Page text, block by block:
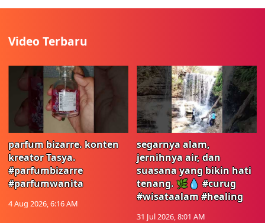
Video Terbaru
parfum bizarre. konten
kreator Tasya.
#parfumbizarre
#parfumwanita
4 Aug 2026, 6:16 AM
segarnya alam,
jernihnya air, dan
suasana yang bikin hati
tenang. 🌿💧 #curug
#wisataalam #healing
31 Jul 2026, 8:01 AM